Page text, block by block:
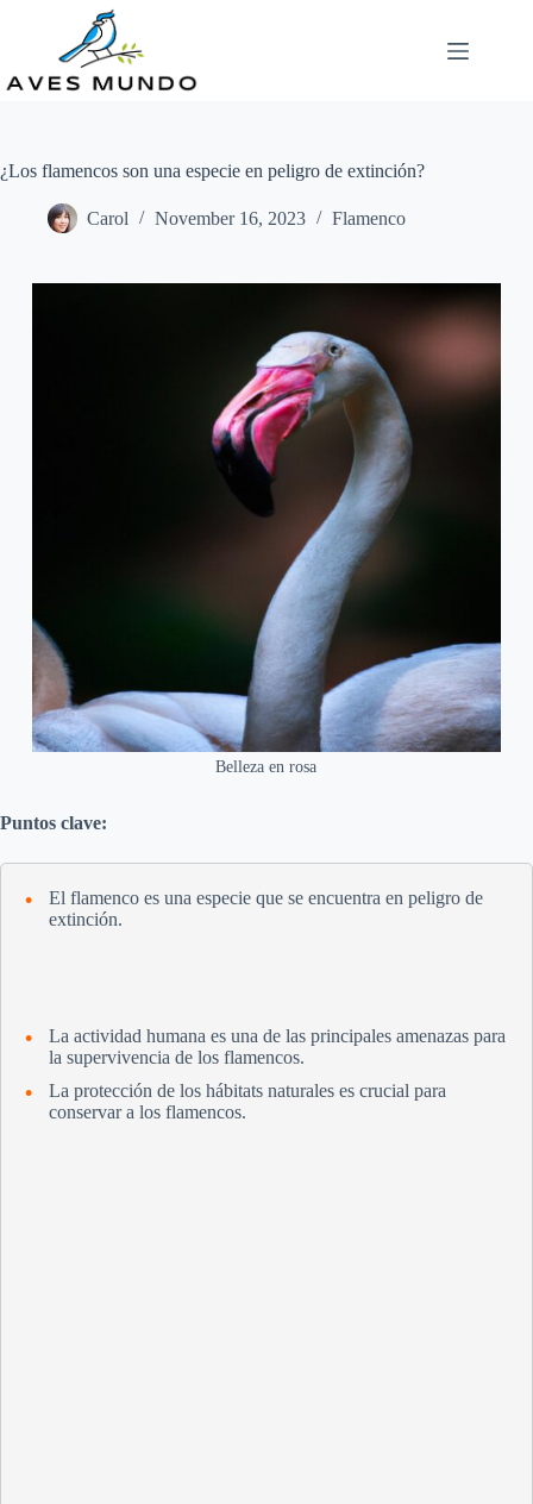
¿Los flamencos son una especie en peligro de extinción?
Carol November 16, 2023 Flamenco
Belleza en rosa
Puntos clave:
El flamenco es una especie que se encuentra en peligro de
extinción.
La actividad humana es una de las principales amenazas para
la supervivencia de los flamencos.
La protección de los hábitats naturales es crucial para
conservar a los flamencos.